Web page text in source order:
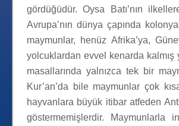
gördüğüdür. Oysa Batı’nın
Avrupa’nın dünya çapında
maymunlar, henüz Afrika’ya,
yolcuklardan evvel kenarda kalmış
masallarında yalnızca tek bir
Kur’an’da bile maymunlar çok
hayvanlara büyük itibar atfeden
göstermemişlerdir. Maymunlarla